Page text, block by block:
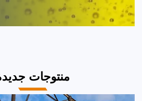
منتوجات